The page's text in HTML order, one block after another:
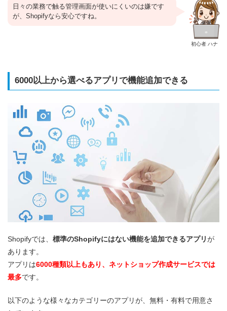
初心者 ハナ
日々の業務で触る管理画面が使いにくいのは嫌です
が、Shopifyなら安心ですね。
6000以上から選べるアプリで機能追加できる
Shopifyでは、 標準のShopifyにはない機能を追加できるアプリが
あります。
アプリは6000種類以上もあり、ネットショップ作成サービスでは
最多です。
以下のような様々なカテゴリーのアプリが、無料・有料で用意さ